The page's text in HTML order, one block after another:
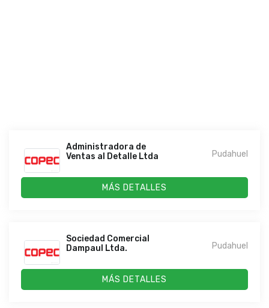
Administradora de
Ventas al Detalle Ltda
Pudahuel
MÁS DETALLES
Sociedad Comercial
Dampaul Ltda.
Pudahuel
MÁS DETALLES